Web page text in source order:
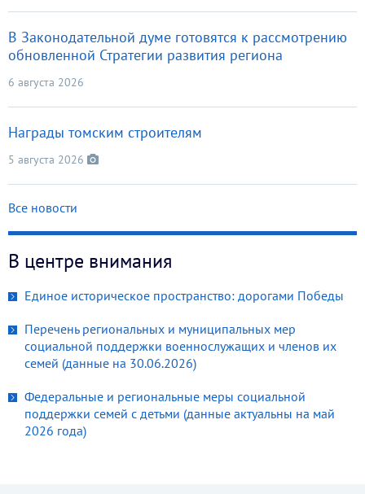
В Законодательной думе готовятся к рассмотрению
обновленной Стратегии развития региона
6 августа 2026
Награды томским строителям
5 августа 2026
Все новости
В центре внимания
Единое историческое пространство: дорогами Победы
Перечень региональных и муниципальных мер
социальной поддержки военнослужащих и членов их
семей (данные на 30.06.2026)
Федеральные и региональные меры социальной
поддержки семей с детьми (данные актуальны на май
2026 года)